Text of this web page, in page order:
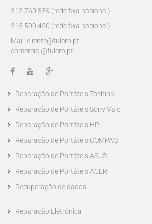
212 760 359 (rede fixa nacional)
215 500 420 (rede fixa nacional)
Mail: cliente@fulcro.pt
comercial@fulcro.pt
Reparação de Portáteis Toshiba
Reparação de Portáteis Sony Vaio
Reparação de Portáteis HP
Reparação de Portáteis COMPAQ
Reparação de Portáteis ASUS
Reparação de Portáteis ACER
Recuperação de dados
Reparação Eletrónica